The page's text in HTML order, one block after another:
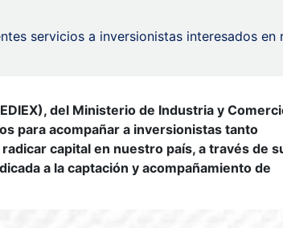
servicios a inversionistas interesados
del Ministerio de Industria y
para acompañar a inversionistas tanto
capital en nuestro país, a través de
a la captación y acompañamiento de